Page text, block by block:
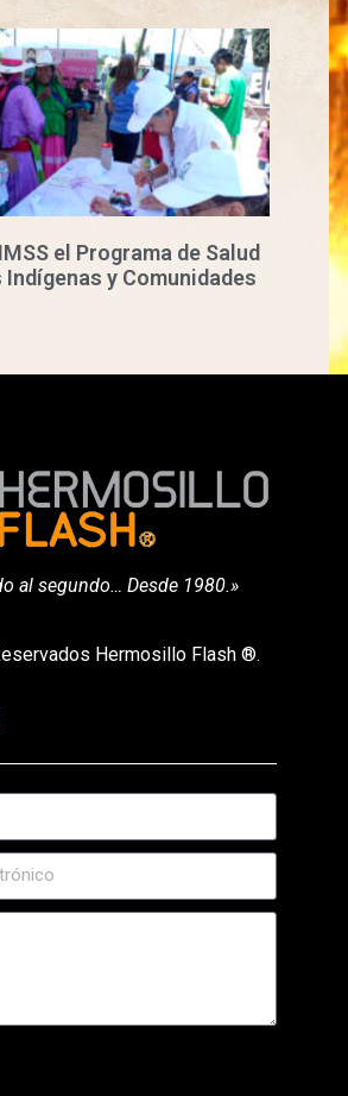
el Programa de Salud
Indígenas y Comunidades
al segundo… Desde 1980.»
Hermosillo Flash ®.